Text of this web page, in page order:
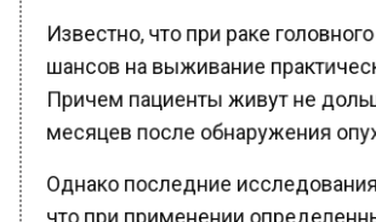
шансов на выживание
Причем пациенты живут не
месяцев после обнаружения
что при применении